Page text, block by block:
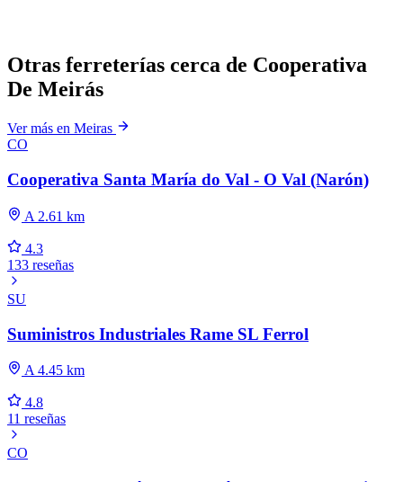
Otras ferreterías cerca de Cooperativa
De Meirás
Ver más en Meiras
CO
Cooperativa Santa María do Val - O Val (Narón)
A 2.61 km
4.3
133 reseñas
SU
Suministros Industriales Rame SL Ferrol
A 4.45 km
4.8
11 reseñas
CO